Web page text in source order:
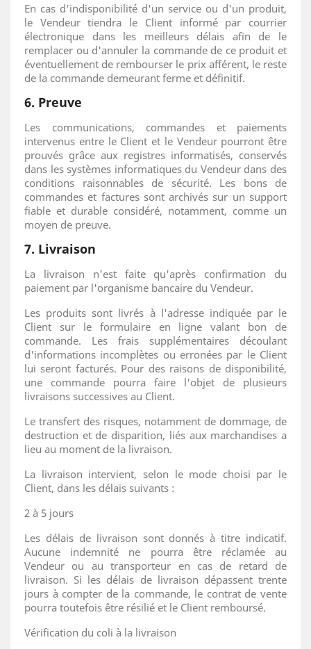
En cas d'indisponibilité d'un service ou d'un produit,
le Vendeur tiendra le Client informé par courrier
électronique dans les meilleurs délais afin de le
remplacer ou d'annuler la commande de ce produit et
éventuellement de rembourser le prix afférent, le reste
de la commande demeurant ferme et définitif.
6. Preuve
Les communications, commandes et paiements
intervenus entre le Client et le Vendeur pourront être
prouvés grâce aux registres informatisés, conservés
dans les systèmes informatiques du Vendeur dans des
conditions raisonnables de sécurité. Les bons de
commandes et factures sont archivés sur un support
fiable et durable considéré, notamment, comme un
moyen de preuve.
7. Livraison
La livraison n'est faite qu'après confirmation du
paiement par l'organisme bancaire du Vendeur.
Les produits sont livrés à l'adresse indiquée par le
Client sur le formulaire en ligne valant bon de
commande. Les frais supplémentaires découlant
d'informations incomplètes ou erronées par le Client
lui seront facturés. Pour des raisons de disponibilité,
une commande pourra faire l'objet de plusieurs
livraisons successives au Client.
Le transfert des risques, notamment de dommage, de
destruction et de disparition, liés aux marchandises a
lieu au moment de la livraison.
La livraison intervient, selon le mode choisi par le
Client, dans les délais suivants :
2 à 5 jours
Les délais de livraison sont donnés à titre indicatif.
Aucune indemnité ne pourra être réclamée au
Vendeur ou au transporteur en cas de retard de
livraison. Si les délais de livraison dépassent trente
jours à compter de la commande, le contrat de vente
pourra toutefois être résilié et le Client remboursé.
Vérification du coli à la livraison